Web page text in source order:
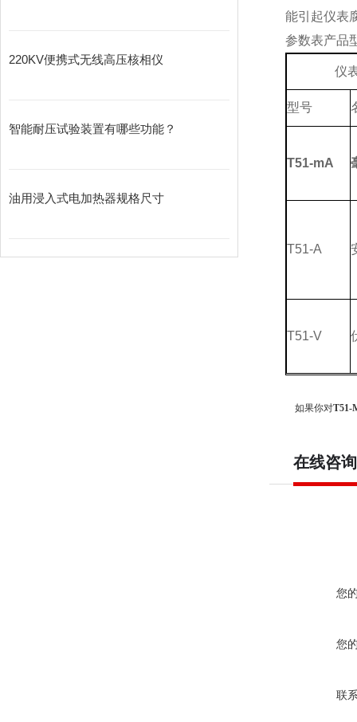
220KV便携式无线高压核相仪
智能耐压试验装置有哪些功能？
油用浸入式电加热器规格尺寸
能引起仪表
参数表产品
仪
型号
T51-mA
T51-A
T51-V
如果你对T51-
在线咨询
您
您
联